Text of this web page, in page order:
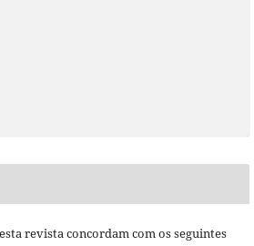
revista concordam com os seguintes